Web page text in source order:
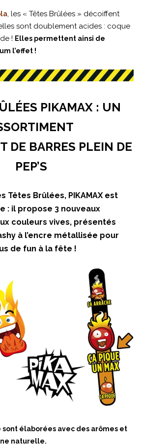
, les « Têtes Brûlées » décoiffent
sont doublement acides : coque
! Elles permettent ainsi de
l’effet !
PIKAMAX : UN
DE BARRES PLEIN DE
PEP’S
Têtes Brûlées, PIKAMAX est
: il propose 3 nouveaux
couleurs vives, présentés
à l’encre métallisée pour
de fun à la fête !
sont élaborées avec des arômes et
naturelle.